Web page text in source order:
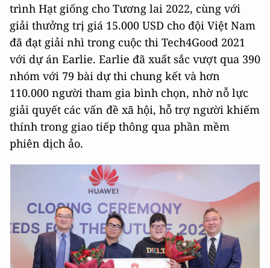
trình Hạt giống cho Tương lai 2022, cùng với
giải thưởng trị giá 15.000 USD cho đội Việt Nam
đã đạt giải nhì trong cuộc thi Tech4Good 2021
với dự án Earlie. Earlie đã xuất sắc vượt qua 390
nhóm với 79 bài dự thi chung kết và hơn
110.000 người tham gia bình chọn, nhờ nỗ lực
giải quyết các vấn đề xã hội, hỗ trợ người khiếm
thính trong giao tiếp thông qua phần mềm
phiên dịch ảo.